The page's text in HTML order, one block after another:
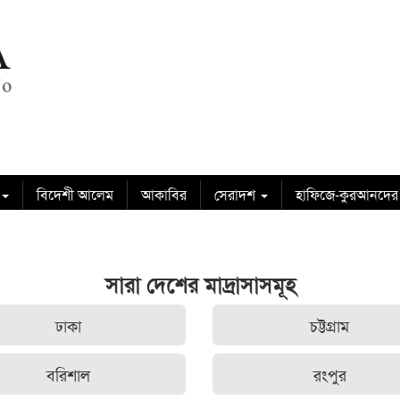
বিদেশী আলেম আকাবির সেরাদশ হাফিজে-
সারা দেশের মাদ্রাসাসমূহ
ঢাকা চট্টগ্রাম
বরিশাল রংপুর